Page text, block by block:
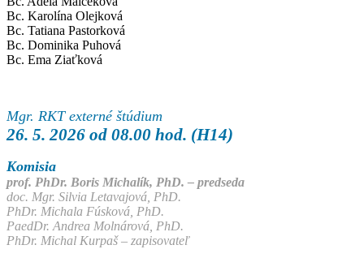
Bc. Karolína Olejková
Bc. Tatiana Pastorková
Bc. Dominika Puhová
Bc. Ema Ziaťková
Mgr. RKT externé štúdium
26. 5. 2026 od 08.00 hod. (H14)
Komisia
prof. PhDr. Boris Michalík, PhD. – predseda
doc. Mgr. Silvia Letavajová, PhD.
PhDr. Michala Fúsková, PhD.
PaedDr. Andrea Molnárová, PhD.
PhDr. Michal Kurpaš – zapisovateľ